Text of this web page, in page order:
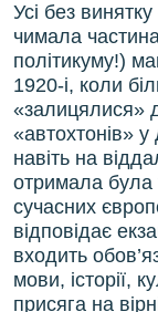
Усі без
чимала
політикуму!)
1920-і, коли
«залицялися»
«автохтонів»
навіть на
отримала була
сучасних
відповідає
входить
мови, історії,
присяга на